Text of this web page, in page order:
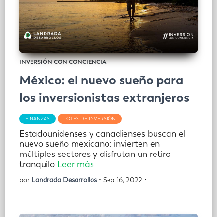
INVERSIÓN CON CONCIENCIA
México: el nuevo sueño para
los inversionistas extranjeros
FINANZAS LOTES DE INVERSIÓN
Estadounidenses y canadienses buscan el
nuevo sueño mexicano: invierten en
múltiples sectores y disfrutan un retiro
tranquilo Leer más
por Landrada Desarrollos • Sep 16, 2022 •